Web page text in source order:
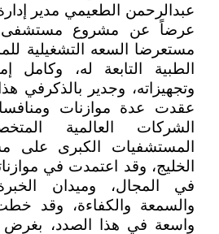
عبدالرحمن الطعيمي مدير
عرضاً عن مشروع مستشفى
مستعرضا السعه التشغيلية
الطبية التابعة له، وكامل
وتجهيزاته، وجدير بالذكرفي
عقدت عدة موازنات
الشركات العالمية
المستشفيات الكبرى على
الخليج، وقد اعتمدت في
في المجال، وميدان
والسمعة والكفاءة، وقد
واسعة في هذا الصدد، بغرض